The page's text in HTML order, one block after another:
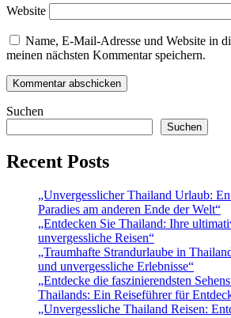
Website
Name, E-Mail-Adresse und Website in
meinen nächsten Kommentar speichern.
Suchen
Suchen
Recent Posts
„Unvergesslicher Thailand Urlaub:
Paradies am anderen Ende der Welt“
„Entdecken Sie Thailand: Ihre
unvergessliche Reisen“
„Traumhafte Strandurlaube in
und unvergessliche Erlebnisse“
„Entdecke die faszinierendsten
Thailands: Ein Reiseführer für
„Unvergessliche Thailand Reisen: